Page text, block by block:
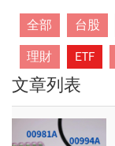
全部 台股
理財
ETF
文章列表